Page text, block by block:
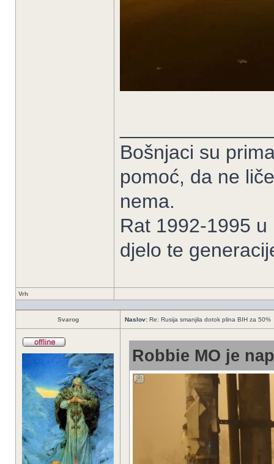
Bošnjaci su
pomoć, da ne
nema.
Rat 1992-1995
djelo te
Vrh
Svarog Naslov: Re: Rusija smanjila dotok plina BIH za 50%
Robbie MO je